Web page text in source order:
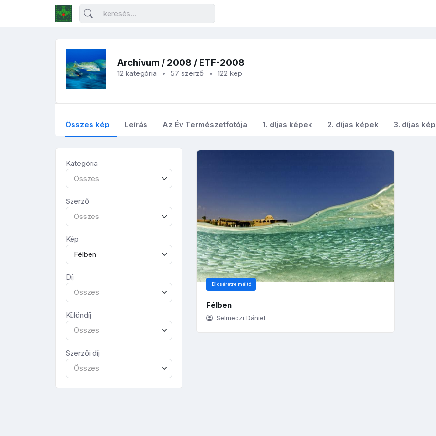
Archívum / 2008 / ETF-2008
12 kategória 57 szerző 122 kép
Összes kép Leírás Az Év Természetfotója 1. díjas képek 2. díjas képek 3. díjas
Kategória
Összes
Szerző
Összes
Kép
Félben
Díj
Összes
Különdíj
Összes
Szerzői díj
Összes
Dicséretre méltó
Félben
Selmeczi Dániel